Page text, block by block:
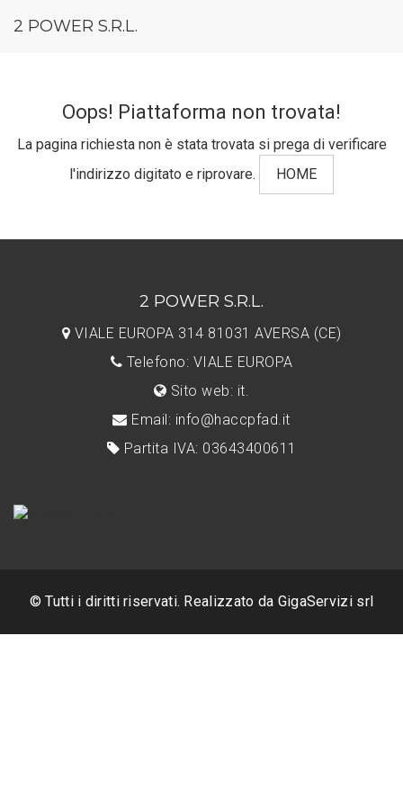
2 POWER S.R.L.
Oops! Piattaforma non trovata!
La pagina richiesta non è stata trovata si prega di verificare
l'indirizzo digitato e riprovare.
HOME
2 POWER S.R.L.
VIALE EUROPA 314 81031 AVERSA (CE)
Telefono: VIALE EUROPA
Sito web: it.
Email: info@haccpfad.it
Partita IVA: 03643400611
© Tutti i diritti riservati. Realizzato da GigaServizi srl